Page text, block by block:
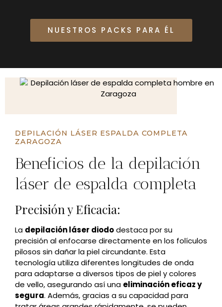
NUESTROS PACKS PARA ÉL
DEPILACIÓN LÁSER ESPALDA COMPLETA
ZARAGOZA
Beneficios de la depilación
láser de espalda completa
Precisión y Eficacia:
La depilación láser diododestaca por su
precisión al enfocarse directamente en los folículos
pilosos sin dañar la piel circundante. Esta
tecnología utiliza diferentes longitudes de onda
para adaptarse a diversos tipos de piel y colores
de vello, asegurando así una eliminación eficaz y
segura. Además, gracias a su capacidad para